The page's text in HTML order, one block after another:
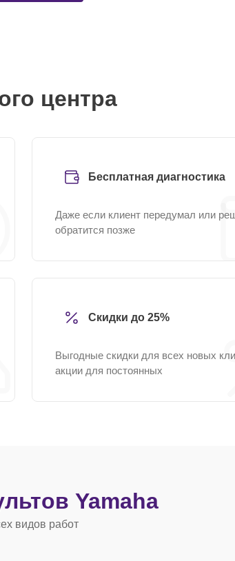
центра
Бесплатная диагностика
Даже если клиент передумал или
обратится позже
Скидки до 25%
Выгодные скидки для всех новых
акции для постоянных
Yamaha
видов работ